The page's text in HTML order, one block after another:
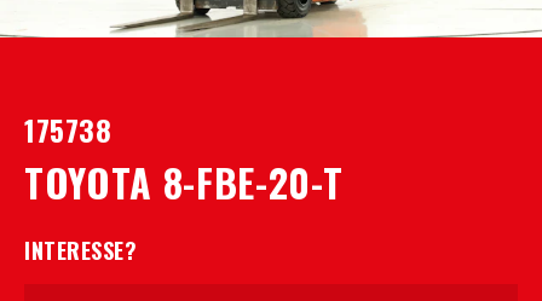
175738
TOYOTA 8-FBE-20-T
INTERESSE?